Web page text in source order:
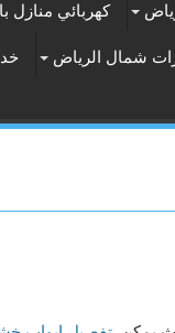
كهربائي منازل
شمال الرياض